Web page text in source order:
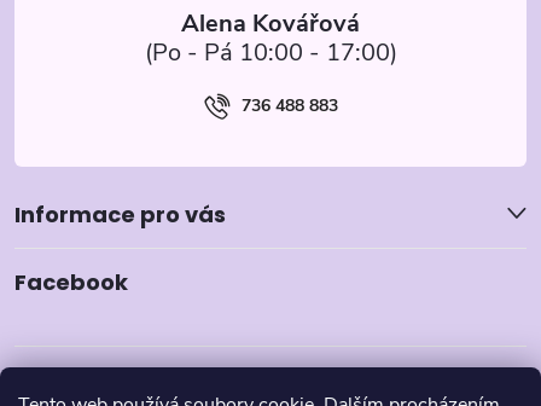
Alena Kovářová
736 488 883
Informace pro vás
Facebook